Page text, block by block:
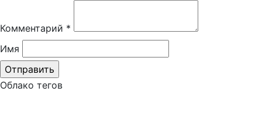
Комментарий *
Имя
Облако тегов